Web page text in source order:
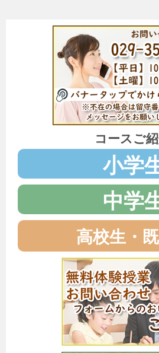
コースご
小学
中学
高校生・